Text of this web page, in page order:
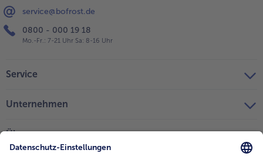
service@bofrost.de
0800 - 000 19 18
Mo.-Fr.: 7-21 Uhr Sa: 8-16 Uhr
Service
Unternehmen
Über uns